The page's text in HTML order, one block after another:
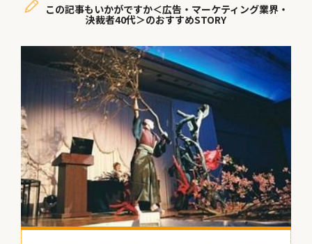
この記事もいかがですか＜広告・マーケティング業界・
決裁者40代＞のおすすめSTORY